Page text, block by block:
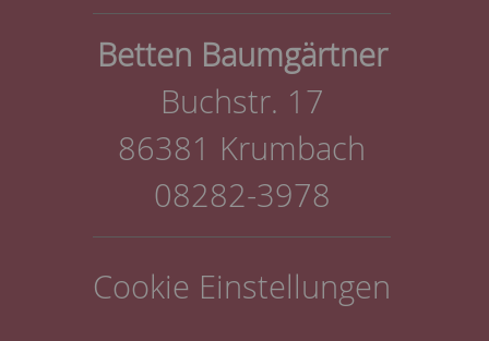
Betten Baumgärtner
Buchstr. 17
86381 Krumbach
08282-3978
Cookie Einstellungen